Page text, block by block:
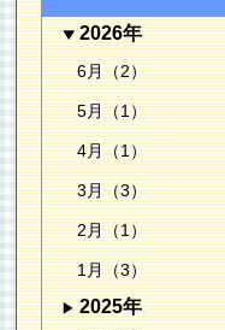
2026年
6月（2）
5月（1）
4月（1）
3月（3）
2月（1）
1月（3）
2025年